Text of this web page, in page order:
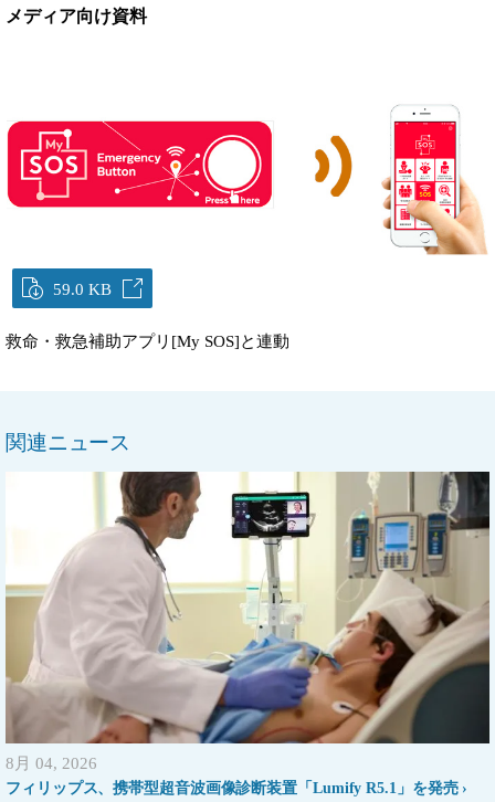
メディア向け資料
59.0 KB
救命・救急補助アプリ[My SOS]と連動
関連ニュース
8月 04, 2026
フィリップス、携帯型超音波画像診断装置「Lumify R5.1」を発売